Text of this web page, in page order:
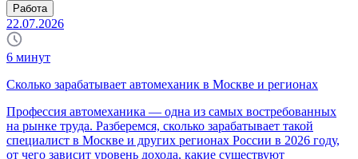
Работа
22.07.2026
6 минут
Сколько зарабатывает автомеханик в Москве и регионах
Профессия автомеханика — одна из самых востребованных
на рынке труда. Разберемся, сколько зарабатывает такой
специалист в Москве и других регионах России в 2026 году,
от чего зависит уровень дохода, какие существуют